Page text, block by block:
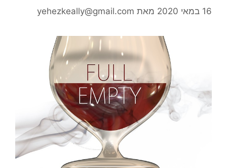
16 במאי 2020 מאת yehezkeally@gmail.com